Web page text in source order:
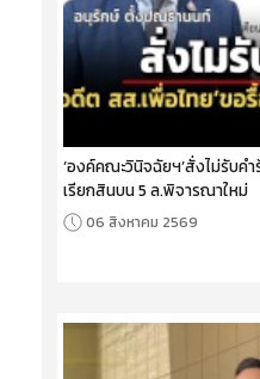
‘องค์คณะวินิจฉัยฯ’สั่งไม่รับค
เรียกสินบน 5 ล.พิจารณาใหม่
06 สิงหาคม 2569